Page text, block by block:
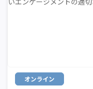
オンライン